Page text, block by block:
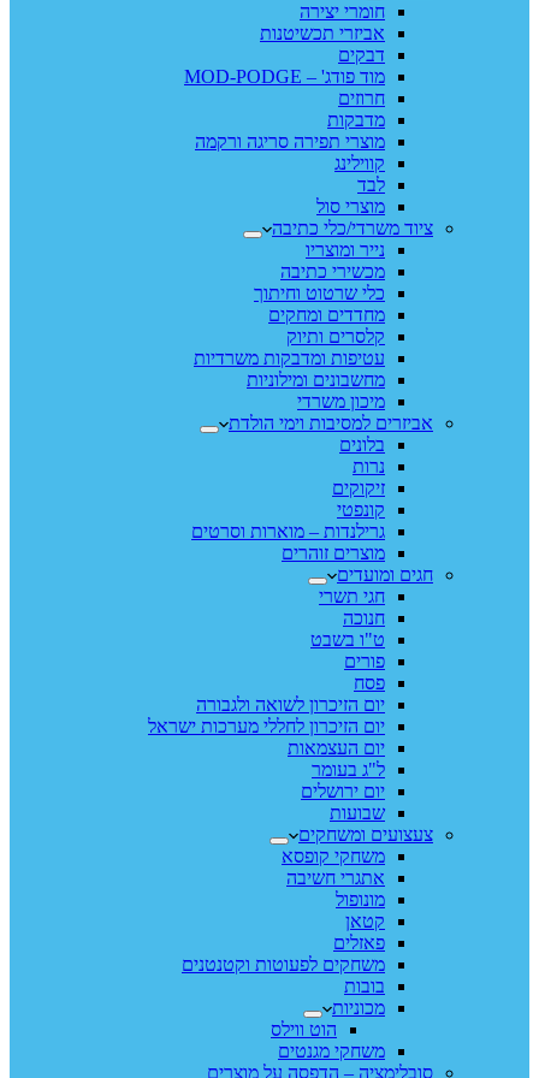
חומרי יצירה
אביזרי תכשיטנות
דבקים
מוד פודג' – MOD-PODGE
חרוזים
מדבקות
מוצרי תפירה סריגה ורקמה
קווילינג
לבד
מוצרי סול
ציוד משרדי/כלי כתיבה
נייר ומוצריו
מכשירי כתיבה
כלי שרטוט וחיתוך
מחדדים ומחקים
קלסרים ותיוק
עטיפות ומדבקות משרדיות
מחשבונים ומילוניות
מיכון משרדי
אביזרים למסיבות וימי הולדת
בלונים
נרות
זיקוקים
קונפטי
גרילנדות – מוארות וסרטים
מוצרים זוהרים
חגים ומועדים
חגי תשרי
חנוכה
ט"ו בשבט
פורים
פסח
יום הזיכרון לשואה ולגבורה
יום הזיכרון לחללי מערכות ישראל
יום העצמאות
ל"ג בעומר
יום ירושלים
שבועות
צעצועים ומשחקים
משחקי קופסא
אתגרי חשיבה
מונופול
קטאן
פאזלים
משחקים לפעוטות וקטנטנים
בובות
מכוניות
הוט ווילס
משחקי מגנטים
סובלימציה – הדפסה על מוצרים